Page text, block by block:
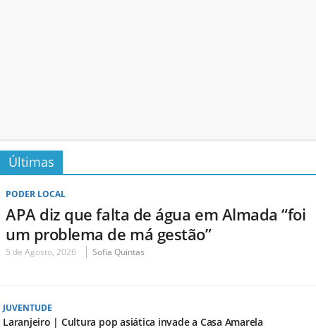
Últimas
PODER LOCAL
APA diz que falta de água em Almada “foi
um problema de má gestão”
5 de Agosto, 2026 Sofia Quintas
JUVENTUDE
Laranjeiro | Cultura pop asiática invade a Casa Amarela